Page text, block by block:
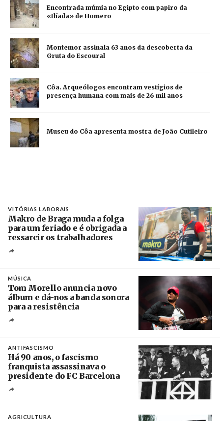
Encontrada múmia no Egipto com papiro da
«Ilíada» de Homero
Montemor assinala 63 anos da descoberta da
Gruta do Escoural
Côa. Arqueólogos encontram vestígios de
presença humana com mais de 26 mil anos
Museu do Côa apresenta mostra de João Cutileiro
VITÓRIAS LABORAIS
Makro de Braga muda a folga
para um feriado e é obrigada a
ressarcir os trabalhadores
MÚSICA
Tom Morello anuncia novo
álbum e dá-nos a banda sonora
para a resistência
ANTIFASCISMO
Há 90 anos, o fascismo
franquista assassinava o
presidente do FC Barcelona
AGRICULTURA